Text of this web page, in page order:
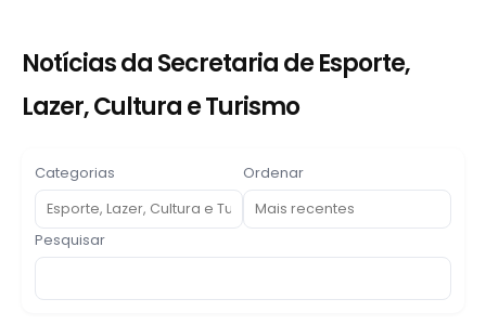
Notícias da Secretaria de Esporte,
Lazer, Cultura e Turismo
Categorias Ordenar
Pesquisar